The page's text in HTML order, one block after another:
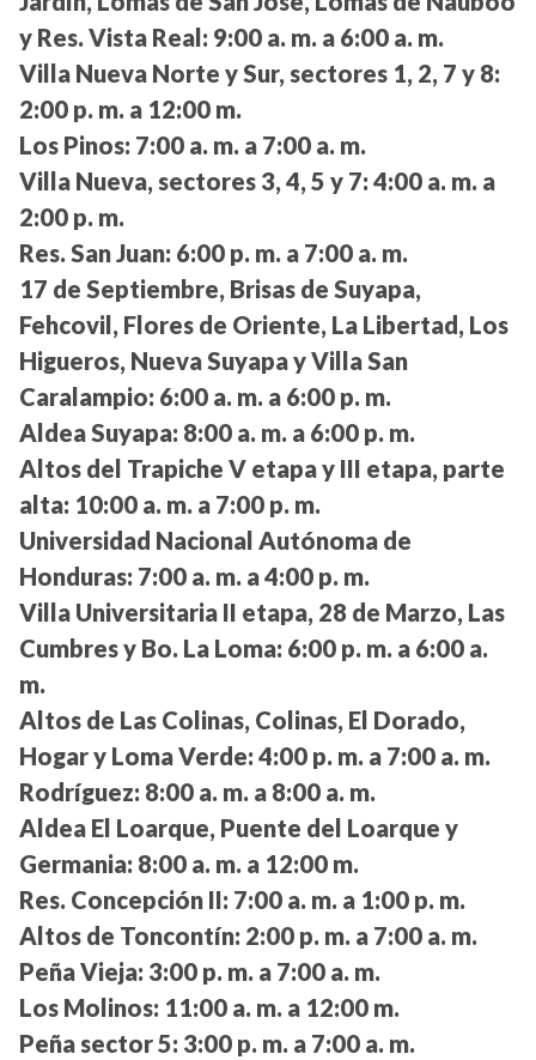
y Res. Vista Real: 9:00 a. m. a 6:00 a. m.
Villa Nueva Norte y Sur, sectores 1, 2, 7 y 8:
2:00 p. m. a 12:00 m.
Los Pinos: 7:00 a. m. a 7:00 a. m.
Villa Nueva, sectores 3, 4, 5 y 7: 4:00 a. m. a
2:00 p. m.
Res. San Juan: 6:00 p. m. a 7:00 a. m.
17 de Septiembre, Brisas de Suyapa,
Fehcovil, Flores de Oriente, La Libertad, Los
Higueros, Nueva Suyapa y Villa San
Caralampio: 6:00 a. m. a 6:00 p. m.
Aldea Suyapa: 8:00 a. m. a 6:00 p. m.
Altos del Trapiche V etapa y III etapa, parte
alta: 10:00 a. m. a 7:00 p. m.
Universidad Nacional Autónoma de
Honduras: 7:00 a. m. a 4:00 p. m.
Villa Universitaria II etapa, 28 de Marzo, Las
Cumbres y Bo. La Loma: 6:00 p. m. a 6:00 a.
m.
Altos de Las Colinas, Colinas, El Dorado,
Hogar y Loma Verde: 4:00 p. m. a 7:00 a. m.
Rodríguez: 8:00 a. m. a 8:00 a. m.
Aldea El Loarque, Puente del Loarque y
Germania: 8:00 a. m. a 12:00 m.
Res. Concepción II: 7:00 a. m. a 1:00 p. m.
Altos de Toncontín: 2:00 p. m. a 7:00 a. m.
Peña Vieja: 3:00 p. m. a 7:00 a. m.
Los Molinos: 11:00 a. m. a 12:00 m.
Peña sector 5: 3:00 p. m. a 7:00 a. m.